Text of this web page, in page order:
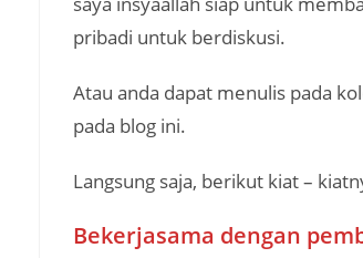
pribadi untuk berdiskusi.
Atau anda dapat menulis pada
pada blog ini.
Langsung saja, berikut kiat –
Bekerjasama dengan